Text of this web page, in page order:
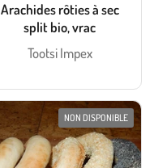
Arachides rôties à sec
split bio, vrac
Tootsi Impex
NON DISPONIBLE